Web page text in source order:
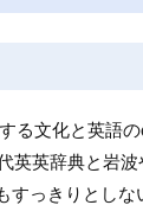
る文化と英語
英英辞典と岩
っきりとし